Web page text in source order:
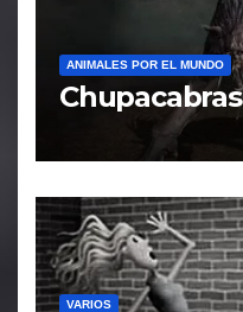
ANIMALES POR EL MUNDO
Chupacabras
VARIOS